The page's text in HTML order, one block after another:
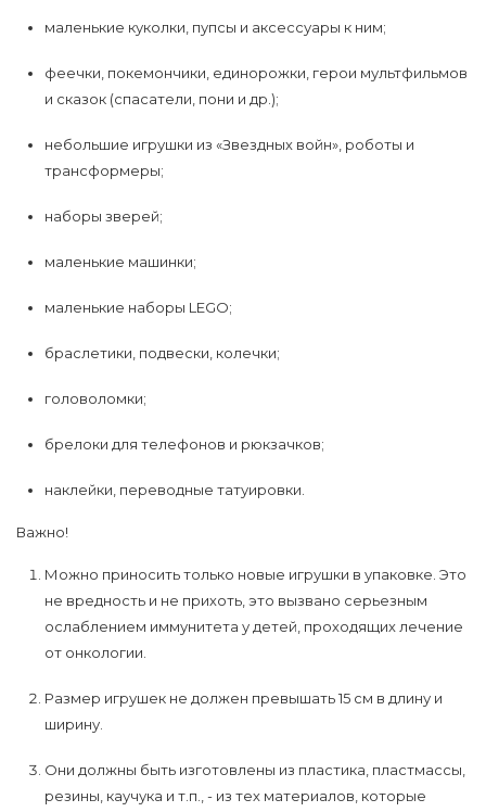
маленькие куколки, пупсы и аксессуары к ним;
феечки, покемончики, единорожки, герои мультфильмов
и сказок (спасатели, пони и др.);
небольшие игрушки из «Звездных войн», роботы и
трансформеры;
наборы зверей;
маленькие машинки;
маленькие наборы LEGO;
браслетики, подвески, колечки;
головоломки;
брелоки для телефонов и рюкзачков;
наклейки, переводные татуировки.
Важно!
Можно приносить только новые игрушки в упаковке. Это
не вредность и не прихоть, это вызвано серьезным
ослаблением иммунитета у детей, проходящих лечение
от онкологии.
Размер игрушек не должен превышать 15 см в длину и
ширину.
Они должны быть изготовлены из пластика, пластмассы,
резины, каучука и т.п., - из тех материалов, которые